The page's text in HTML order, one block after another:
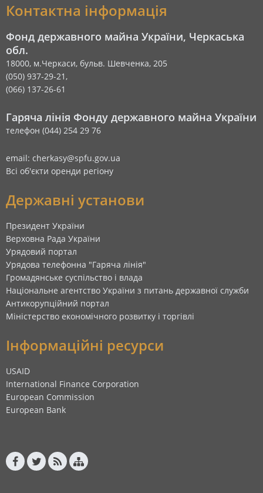
Контактна інформація
Фонд державного майна України, Черкаська
обл.
18000, м.Черкаси, бульв. Шевченка, 205
(050) 937-29-21,
(066) 137-26-61
Гаряча лінія Фонду державного майна України
телефон (044) 254 29 76
email: cherkasy@spfu.gov.ua
Всі об'єкти оренди регіону
Державні установи
Президент України
Верховна Рада України
Урядовий портал
Урядова телефонна "Гаряча лінія"
Громадянське суспільство і влада
Національне агентство України з питань державної служби
Антикорупційний портал
Міністерство економічного розвитку і торгівлі
Інформаційні ресурси
USAID
International Finance Corporation
European Commission
European Bank